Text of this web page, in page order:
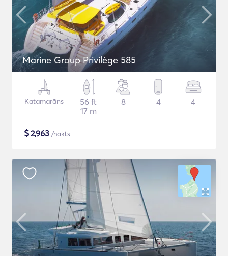
Marine Group Privilège 585
Katamarāns
56 ft
17 m
8 4 4
$2,963 /nakts